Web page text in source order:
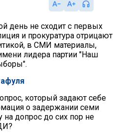
день не сходит с первых
и прокуратура отрицают
в СМИ материалы,
лидера партии "Наш
который задают себе
о задержании семи
допрос до сих пор не